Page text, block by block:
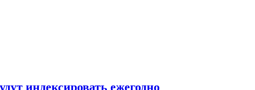
индексировать ежегодно